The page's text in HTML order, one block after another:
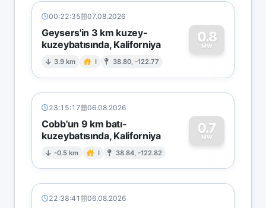
00:22:35 07.08.2026
Geysers'in 3 km kuzey-
kuzeybatısında, Kaliforniya
3.9 km I 38.80, -122.77
0.8
MW
0
23:15:17 06.08.2026
Cobb'un 9 km batı-
kuzeybatısında, Kaliforniya
-0.5 km I 38.84, -122.82
0.7
MW
0
22:38:41 06.08.2026